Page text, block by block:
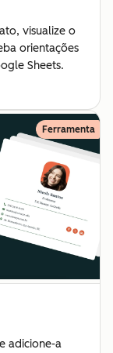
visualize o
orientações
Sheets.
Ferramenta
adicione-a